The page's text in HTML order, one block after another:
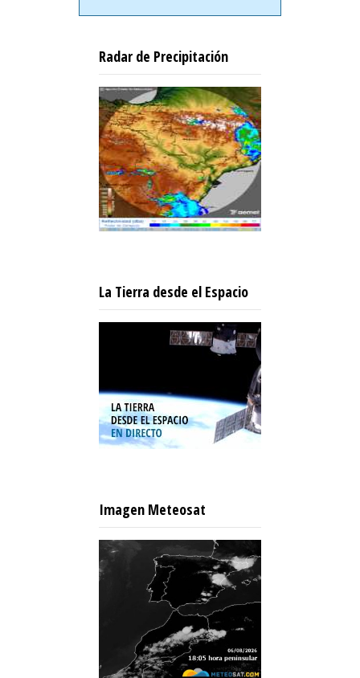
Radar de Precipitación
La Tierra desde el Espacio
Imagen Meteosat